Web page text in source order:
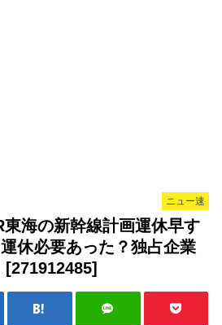
ニュー速
東海の新幹線計画運休早す
休必要あった？独占企業